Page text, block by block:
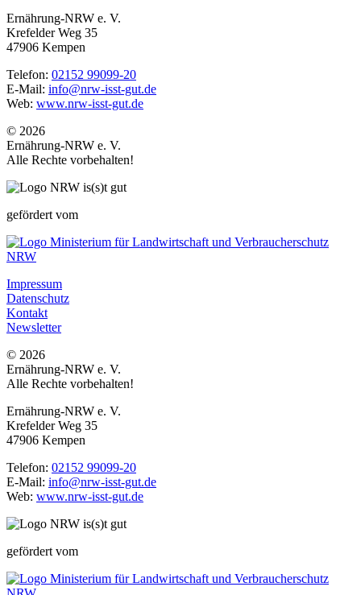
Ernährung-NRW e. V.
Krefelder Weg 35
47906 Kempen
Telefon: 02152 99099-20
E-Mail: info@nrw-isst-gut.de
Web: www.nrw-isst-gut.de
© 2026
Ernährung-NRW e. V.
Alle Rechte vorbehalten!
gefördert vom
Impressum
Datenschutz
Kontakt
Newsletter
© 2026
Ernährung-NRW e. V.
Alle Rechte vorbehalten!
Ernährung-NRW e. V.
Krefelder Weg 35
47906 Kempen
Telefon: 02152 99099-20
E-Mail: info@nrw-isst-gut.de
Web: www.nrw-isst-gut.de
gefördert vom